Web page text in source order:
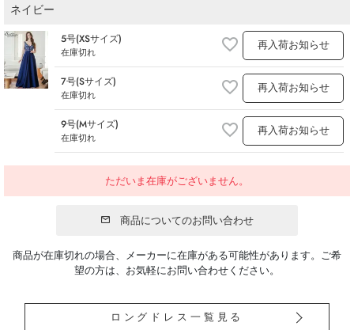
ネイビー
5号(XSサイズ)
在庫切れ 再入荷お知らせ
7号(Sサイズ)
在庫切れ 再入荷お知らせ
9号(Mサイズ)
在庫切れ 再入荷お知らせ
ただいま在庫がございません。
商品についてのお問い合わせ
商品が在庫切れの場合、メーカーに在庫がある可能性があります。ご希
望の方は、お気軽にお問い合わせください。
ロングドレス一覧見る